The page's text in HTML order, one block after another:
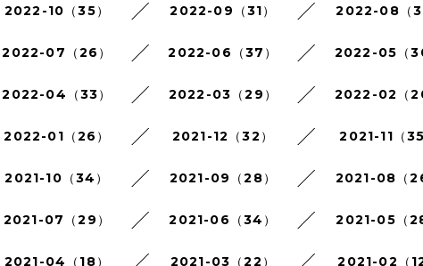
2022-10（35） 2022-09（31） 2022-08（31
2022-07（26） 2022-06（37） 2022-05（
2022-04（33） 2022-03（29） 2022-02（
2022-01（26） 2021-12（32） 2021-11（35
2021-10（34） 2021-09（28） 2021-08（26
2021-07（29） 2021-06（34） 2021-05（28
2021-04（18） 2021-03（22） 2021-02（12